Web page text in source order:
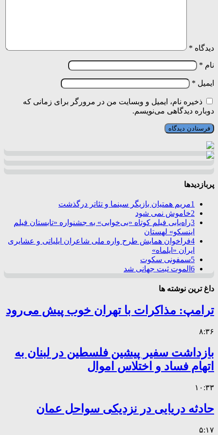
دیدگاه *
نام *
ایمیل *
ذخیره نام، ایمیل و وبسایت من در مرورگر برای زمانی که
دوباره دیدگاهی می‌نویسم.
پربازدیدها
1مریم همتیان بازیگر سینما و تئاتر درگذشت
2خاموش نمی شود
3راه‌یابی فیلم کوتاه «بی‌خوابی» به جشنواره «تابستان فیلم
اینسکو» لهستان
4فراخوان همایش طرح واره ملی شاعران ایلیاتی و عشایری
ایران «ایلماه»
5سمفونی سکوت
6 الموت ثبت جهانی شد
داغ ترین نوشته ها
ترامپ: مذاکرات با تهران خوب پیش می‌رود
۸:۳۶
بازداشت سفیر پیشین فلسطین در لبنان به
اتهام فساد و اختلاس اموال
۱۰:۳۳
حادثه دریایی در نزدیکی سواحل عمان
۵:۱۷